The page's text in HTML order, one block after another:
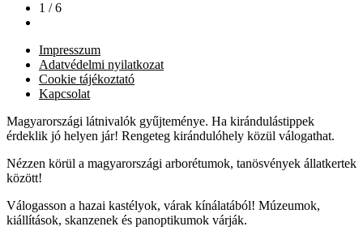
1 / 6
Impresszum
Adatvédelmi nyilatkozat
Cookie tájékoztató
Kapcsolat
Magyarországi látnivalók gyűjteménye. Ha kirándulástippek
érdeklik jó helyen jár! Rengeteg kirándulóhely közül válogathat.
Nézzen körül a magyarországi arborétumok, tanösvények állatkertek
között!
Válogasson a hazai kastélyok, várak kínálatából! Múzeumok,
kiállítások, skanzenek és panoptikumok várják.